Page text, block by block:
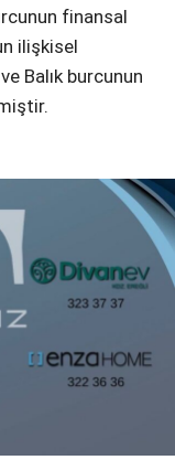
finansal
ilişkisel
Balık burcunun